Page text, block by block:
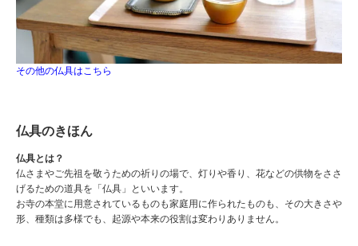
その他の仏具はこちら
仏具のきほん
仏具とは？
仏さまやご先祖を敬うための祈りの場で、灯りや香り、花などの供物をささ
げるための道具を「仏具」といいます。
お寺の本堂に用意されているものも家庭用に作られたものも、その大きさや
形、種類は多様でも、起源や本来の役割は変わりありません。